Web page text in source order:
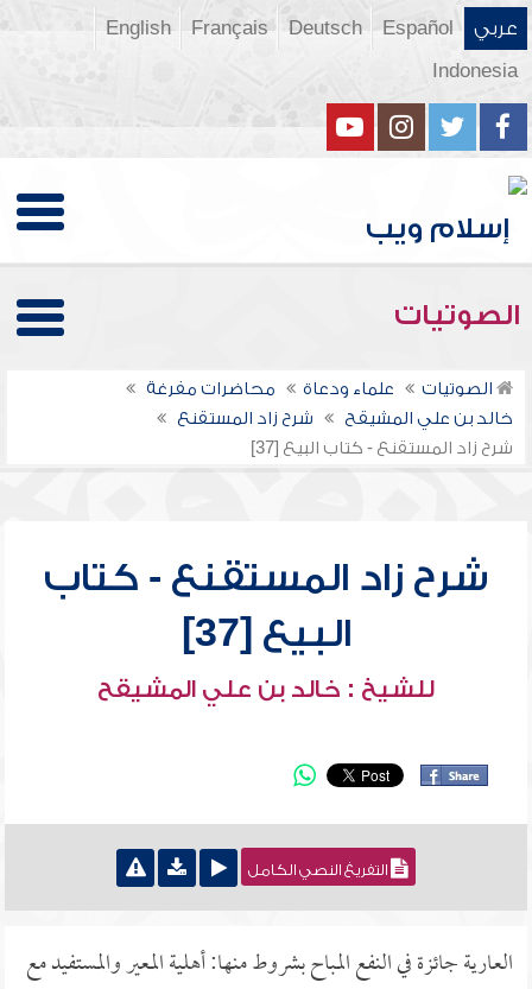
عربي Español
Deutsch
Français
English
Indonesia
الصوتيات
الصوتيات علماء ودعاة
محاضرات مفرغة
خالد بن علي المشيقح
شرح زاد المستقنع
شرح زاد المستقنع - كتاب البيع [37]
شرح زاد المستقنع - كتاب
البيع [37]
للشيخ : خالد بن علي المشيقح
التفريغ النصي الكامل
العارية جائزة في النفع المباح بشروط منها: أهلية المعير والمستفيد مع